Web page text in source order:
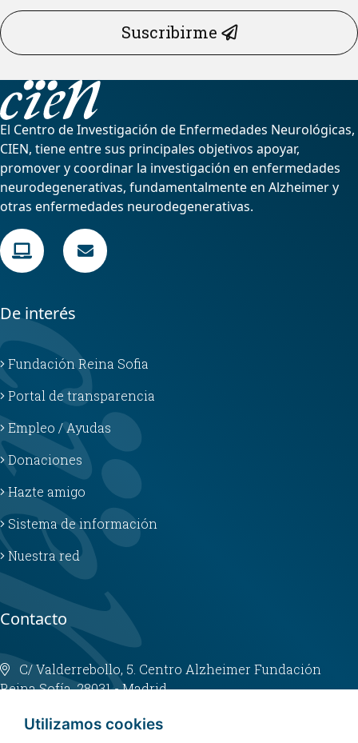
Utilizamos cookies
Suscribirme
El Centro de Investigación de Enfermedades Neurológicas,
CIEN, tiene entre sus principales objetivos apoyar,
promover y coordinar la investigación en enfermedades
neurodegenerativas, fundamentalmente en Alzheimer y
otras enfermedades neurodegenerativas.
De interés
Fundación Reina Sofia
Portal de transparencia
Empleo / Ayudas
Donaciones
Hazte amigo
Sistema de información
Nuestra red
Contacto
C/ Valderrebollo, 5. Centro Alzheimer Fundación
Reina Sofía. 28031 - Madrid
info@fundacioncien.es